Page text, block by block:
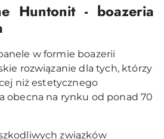
Huntonit - boazeria
w formie boazerii
rozwiązanie dla tych, którzy
niż estetycznego
obecna na rynku od ponad 70
związków